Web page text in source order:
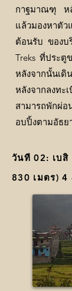
กาฐมาณฑุ หลั
แล้วมองหาตัว
ต้อนรับ ของบ
Treks ที่ประตู
หลังจากนั้นเดิ
หลังจากลง
สามารถพักผ่
อบปิ้งตามอัธย
วันที 02: เบสิ
830 เมตร) 4